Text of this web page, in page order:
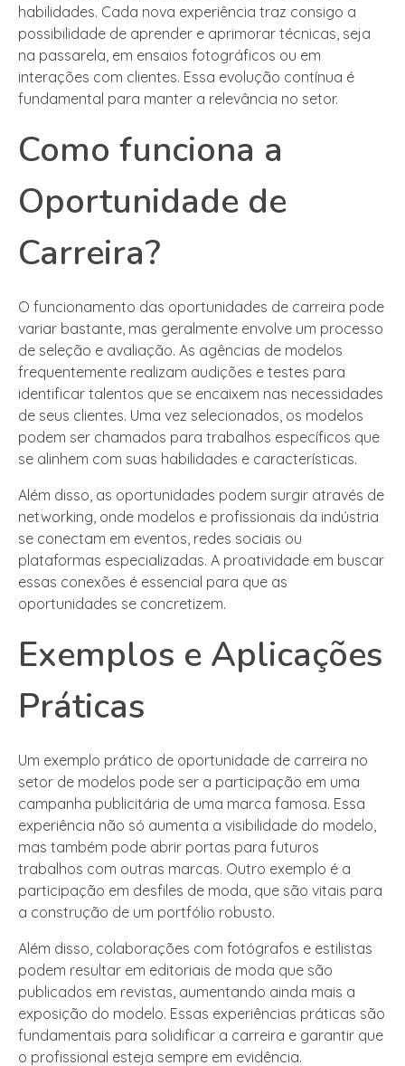
habilidades. Cada nova experiência traz consigo a
possibilidade de aprender e aprimorar técnicas, seja
na passarela, em ensaios fotográficos ou em
interações com clientes. Essa evolução contínua é
fundamental para manter a relevância no setor.
Como funciona a
Oportunidade de
Carreira?
O funcionamento das oportunidades de carreira pode
variar bastante, mas geralmente envolve um processo
de seleção e avaliação. As agências de modelos
frequentemente realizam audições e testes para
identificar talentos que se encaixem nas necessidades
de seus clientes. Uma vez selecionados, os modelos
podem ser chamados para trabalhos específicos que
se alinhem com suas habilidades e características.
Além disso, as oportunidades podem surgir através de
networking, onde modelos e profissionais da indústria
se conectam em eventos, redes sociais ou
plataformas especializadas. A proatividade em buscar
essas conexões é essencial para que as
oportunidades se concretizem.
Exemplos e Aplicações
Práticas
Um exemplo prático de oportunidade de carreira no
setor de modelos pode ser a participação em uma
campanha publicitária de uma marca famosa. Essa
experiência não só aumenta a visibilidade do modelo,
mas também pode abrir portas para futuros
trabalhos com outras marcas. Outro exemplo é a
participação em desfiles de moda, que são vitais para
a construção de um portfólio robusto.
Além disso, colaborações com fotógrafos e estilistas
podem resultar em editoriais de moda que são
publicados em revistas, aumentando ainda mais a
exposição do modelo. Essas experiências práticas são
fundamentais para solidificar a carreira e garantir que
o profissional esteja sempre em evidência.